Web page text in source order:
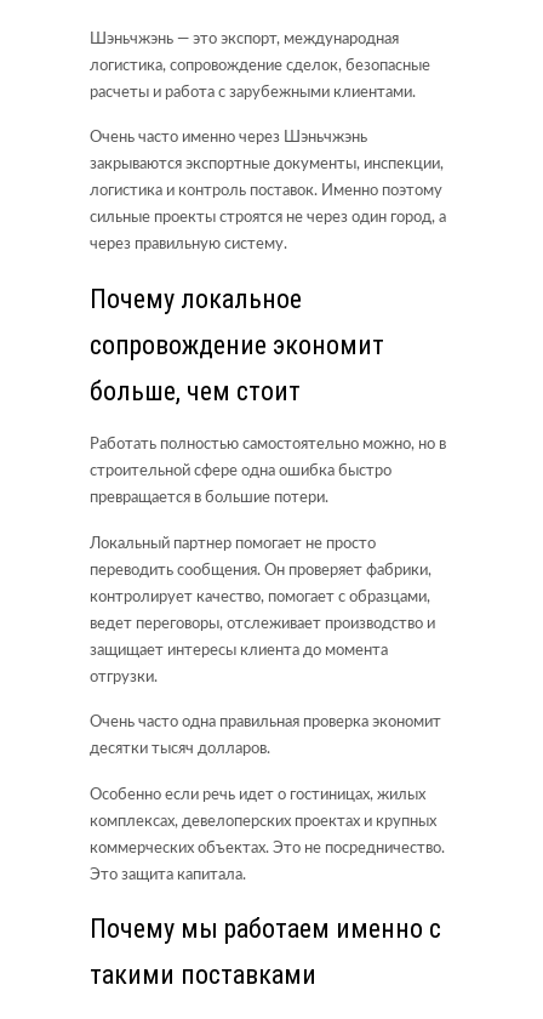
Шэньчжэнь — это экспорт, международная
логистика, сопровождение сделок, безопасные
расчеты и работа с зарубежными клиентами.
Очень часто именно через Шэньчжэнь
закрываются экспортные документы, инспекции,
логистика и контроль поставок. Именно поэтому
сильные проекты строятся не через один город, а
через правильную систему.
Почему локальное
сопровождение экономит
больше, чем стоит
Работать полностью самостоятельно можно, но в
строительной сфере одна ошибка быстро
превращается в большие потери.
Локальный партнер помогает не просто
переводить сообщения. Он проверяет фабрики,
контролирует качество, помогает с образцами,
ведет переговоры, отслеживает производство и
защищает интересы клиента до момента
отгрузки.
Очень часто одна правильная проверка экономит
десятки тысяч долларов.
Особенно если речь идет о гостиницах, жилых
комплексах, девелоперских проектах и крупных
коммерческих объектах. Это не посредничество.
Это защита капитала.
Почему мы работаем именно с
такими поставками